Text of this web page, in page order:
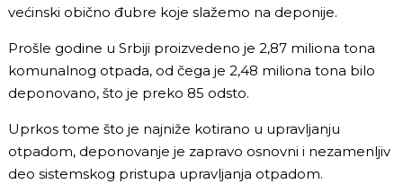
većinski obično đubre koje slažemo na deponije.
Prošle godine u Srbiji proizvedeno je 2,87 miliona tona
komunalnog otpada, od čega je 2,48 miliona tona bilo
deponovano, što je preko 85 odsto.
Uprkos tome što je najniže kotirano u upravljanju
otpadom, deponovanje je zapravo osnovni i nezamenljiv
deo sistemskog pristupa upravljanja otpadom.